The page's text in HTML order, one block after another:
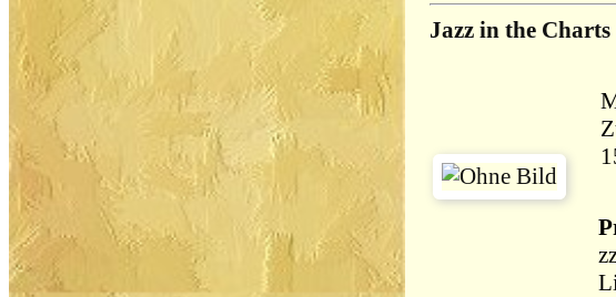
Jazz in the Charts